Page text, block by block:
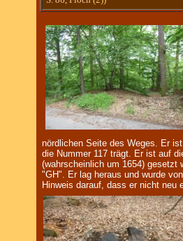
nördlichen Seite des Weges. Er
die Nummer 117 trägt. Er ist auf
(wahrscheinlich um 1654)
"GH". Er lag heraus und wurde
Hinweis darauf, dass er nicht neu